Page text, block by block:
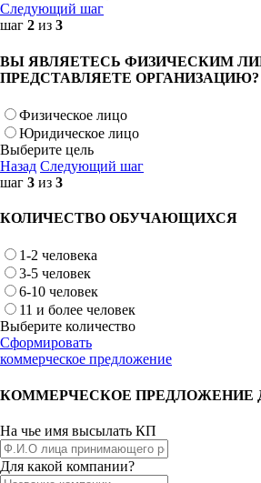
Следующий шаг
шаг 2 из 3
ВЫ ЯВЛЯЕТЕСЬ ФИЗИЧЕСКИМ
ПРЕДСТАВЛЯЕТЕ ОРГАНИЗАЦИЮ?
Физическое лицо
Юридическое лицо
Выберите цель
Назад Следующий шаг
шаг 3 из 3
КОЛИЧЕСТВО ОБУЧАЮЩИХСЯ
1-2 человека
3-5 человек
6-10 человек
11 и более человек
Выберите количество
Сформировать
коммерческое предложение
КОММЕРЧЕСКОЕ ПРЕДЛОЖЕНИЕ
На чье имя высылать КП
Для какой компании?